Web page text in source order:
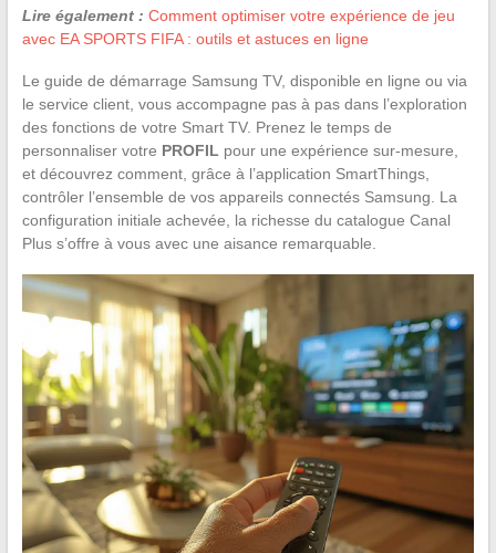
Lire également : Comment optimiser votre expérience de jeu
avec EA SPORTS FIFA : outils et astuces en ligne
Le guide de démarrage Samsung TV, disponible en ligne ou via
le service client, vous accompagne pas à pas dans l’exploration
des fonctions de votre Smart TV. Prenez le temps de
personnaliser votre PROFIL pour une expérience sur-mesure,
et découvrez comment, grâce à l’application SmartThings,
contrôler l’ensemble de vos appareils connectés Samsung. La
configuration initiale achevée, la richesse du catalogue Canal
Plus s’offre à vous avec une aisance remarquable.